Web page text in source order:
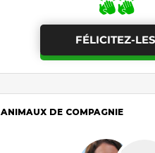
FÉLICITEZ-LES
ANIMAUX DE COMPAGNIE